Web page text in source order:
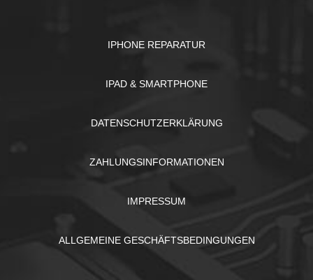
IPHONE REPARATUR
IPAD & SMARTPHONE
DATENSCHUTZERKLÄRUNG
ZAHLUNGSINFORMATIONEN
IMPRESSUM
ALLGEMEINE GESCHÄFTSBEDINGUNGEN